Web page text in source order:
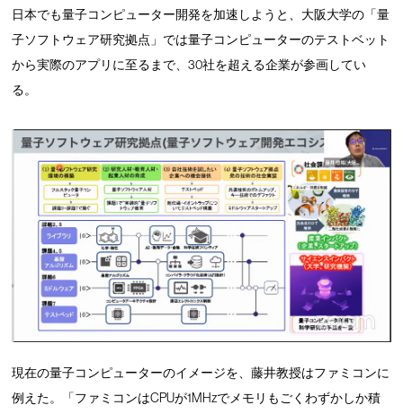
日本でも量子コンピューター開発を加速しようと、大阪大学の「量
子ソフトウェア研究拠点」では量子コンピューターのテストベット
から実際のアプリに至るまで、30社を超える企業が参画してい
る。
現在の量子コンピューターのイメージを、藤井教授はファミコンに
例えた。「ファミコンはCPUが1MHzでメモリもごくわずかしか積